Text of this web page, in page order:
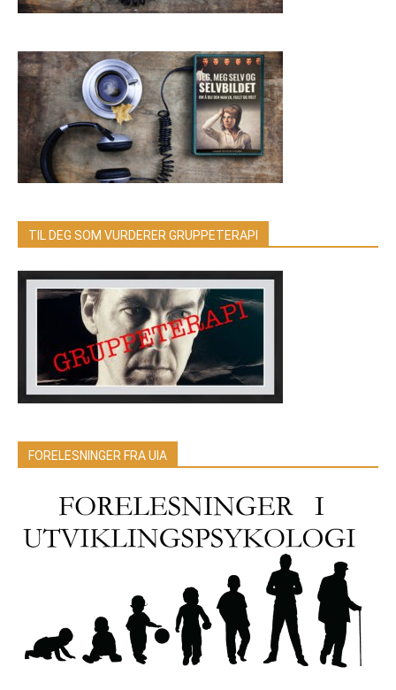
TIL DEG SOM VURDERER GRUPPETERAPI
FORELESNINGER FRA UIA